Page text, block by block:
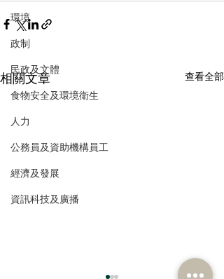
環境
政制
民政及文體
食物安全及環境衛生
人力
公務員及資助機構員工
經濟及發展
資訊科技及廣播
相關文章 查看全部